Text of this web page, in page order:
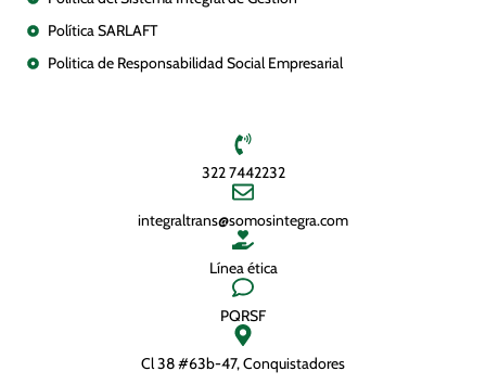
Política SARLAFT
Politica de Responsabilidad Social Empresarial
322 7442232
integraltrans@somosintegra.com
Línea ética
PQRSF
Cl 38 #63b-47, Conquistadores